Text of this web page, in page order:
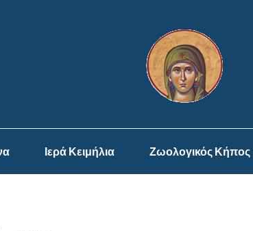
Ιερά Κειμήλια Ζωολογικός Κήπος